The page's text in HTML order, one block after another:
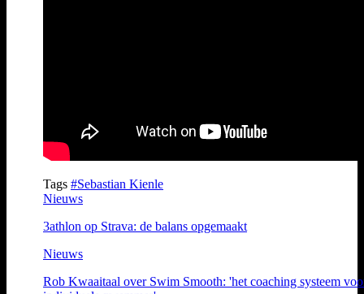
Tags #Sebastian Kienle
Nieuws
3athlon op Strava: de balans opgemaakt
Nieuws
Rob Kwaaitaal over Swim Smooth: 'het coaching systeem